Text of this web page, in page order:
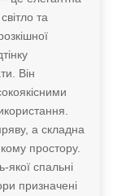
та
Він
а складна
простору.
якої спальні
призначені